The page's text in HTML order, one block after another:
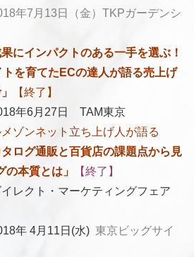
（金）TKPガーデンシ
果にインパクトのある一手を選ぶ！
を育てたECの達人が語る売上げ
【終了】
日 TAM東京
ゾンネット立ち上げ人が語る
と百貨店の課題点から見
本質とは」
【終了】
イレクト・マーケティングフェア
11日(水) 東京ビッグサイ